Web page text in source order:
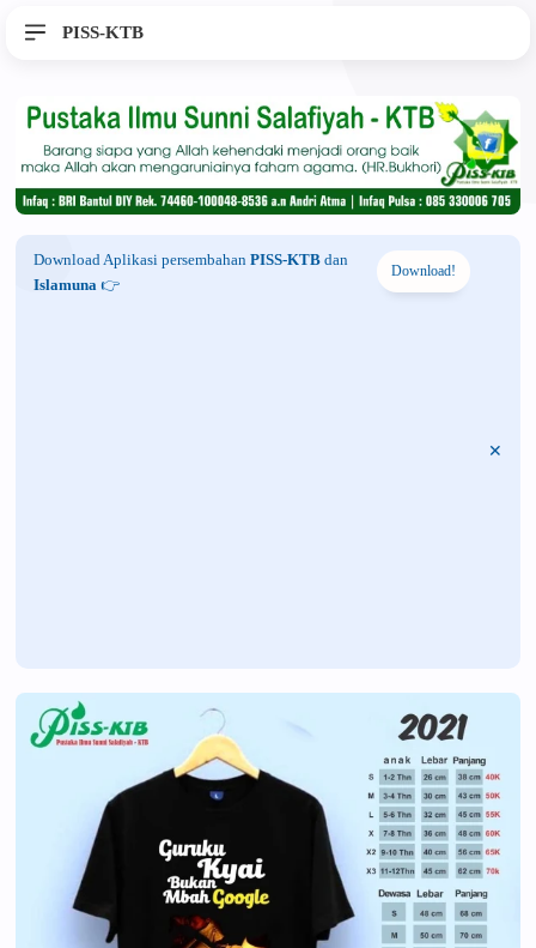
PISS-KTB
Download Aplikasi persembahan PISS-KTB dan
Islamuna 👉
Download!